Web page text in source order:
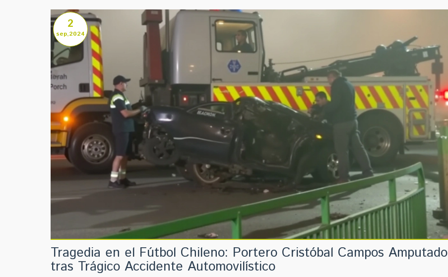
2
sep,2024
Tragedia en el Fútbol Chileno: Portero Cristóbal Campos Amputado
tras Trágico Accidente Automovilístico